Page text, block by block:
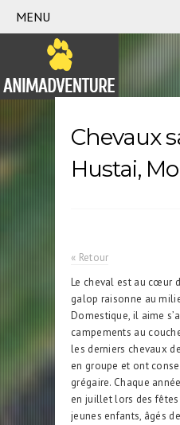
MENU
Chevaux
Hustai,
« Retour
Le cheval est au cœur
galop raisonne au
Domestique, il aime
campements au
les derniers chevaux
en groupe et ont
grégaire. Chaque
en juillet lors des fêtes
jeunes enfants, âgés